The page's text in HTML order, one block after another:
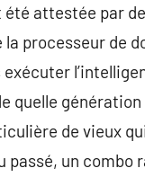
attestée par
processeur de
quelle
de vieux
passé, un